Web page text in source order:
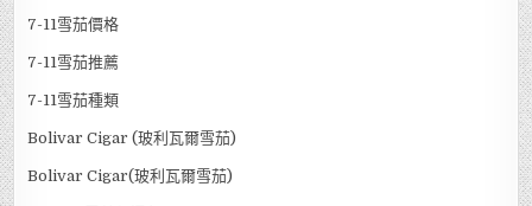
7-11雪茄價格
7-11雪茄推薦
7-11雪茄種類
Bolivar Cigar (玻利瓦爾雪茄)
Bolivar Cigar(玻利瓦爾雪茄)